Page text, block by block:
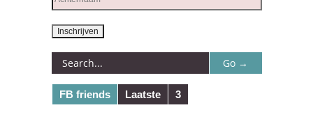
FB friends Laatste 3